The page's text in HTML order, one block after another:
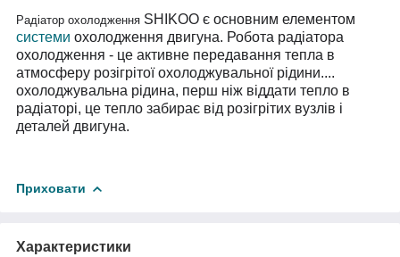
Радіатор охолодження SHIKOO є основним елементом
системи охолодження двигуна. Робота радіатора
охолодження - це активне передавання тепла в
атмосферу розігрітої охолоджувальної рідини....
охолоджувальна рідина, перш ніж віддати тепло в
радіаторі, це тепло забирає від розігрітих вузлів і
деталей двигуна.
Приховати
Характеристики